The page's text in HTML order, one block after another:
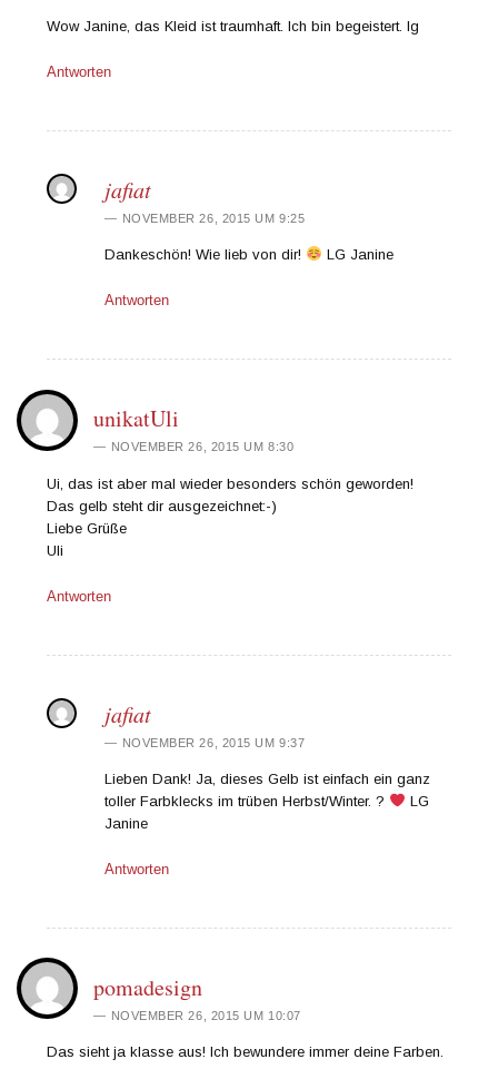
Wow Janine, das Kleid ist traumhaft. Ich bin begeistert. lg
Antworten
jafiat
NOVEMBER 26, 2015 UM 9:25
Dankeschön! Wie lieb von dir! LG Janine
Antworten
unikatUli
NOVEMBER 26, 2015 UM 8:30
Ui, das ist aber mal wieder besonders schön geworden!
Das gelb steht dir ausgezeichnet:-)
Liebe Grüße
Uli
Antworten
jafiat
NOVEMBER 26, 2015 UM 9:37
Lieben Dank! Ja, dieses Gelb ist einfach ein ganz
toller Farbklecks im trüben Herbst/Winter. ?
LG
Janine
Antworten
pomadesign
NOVEMBER 26, 2015 UM 10:07
Das sieht ja klasse aus! Ich bewundere immer deine Farben.